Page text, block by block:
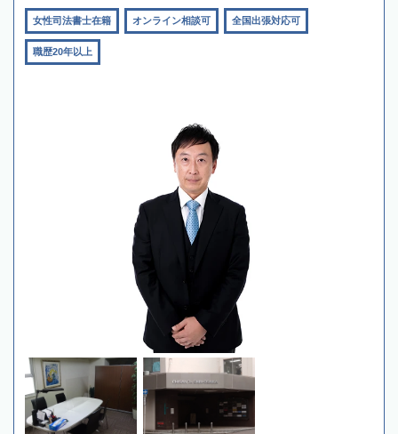
女性司法書士在籍 オンライン相談可 全国出張対応可
職歴20年以上